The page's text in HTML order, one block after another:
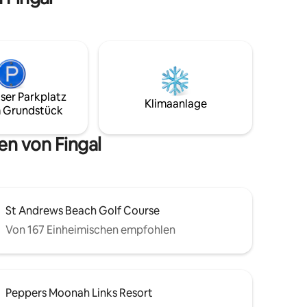
Parkplatz
Grundstück
Klimaanlage
von Fingal
St Andrews Beach Golf Course
Von 167 Einheimischen empfohlen
Peppers Moonah Links Resort